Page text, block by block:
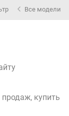
Все модели
продаж, купить